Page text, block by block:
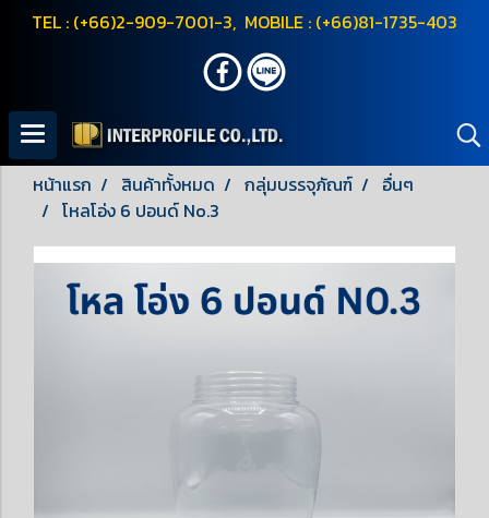
TEL : (+66)2-909-7001-3, MOBILE : (+66)81-1735-403
หน้าแรก สินค้าทั้งหมด กลุ่มบรรจุภัณฑ์
อื่นๆ
โหลโอ่ง 6 ปอนด์ No.3